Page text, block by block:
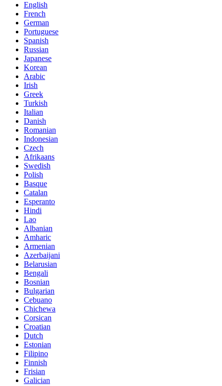
English
French
German
Portuguese
Spanish
Russian
Japanese
Korean
Arabic
Irish
Greek
Turkish
Italian
Danish
Romanian
Indonesian
Czech
Afrikaans
Swedish
Polish
Basque
Catalan
Esperanto
Hindi
Lao
Albanian
Amharic
Armenian
Azerbaijani
Belarusian
Bengali
Bosnian
Bulgarian
Cebuano
Chichewa
Corsican
Croatian
Dutch
Estonian
Filipino
Finnish
Frisian
Galician